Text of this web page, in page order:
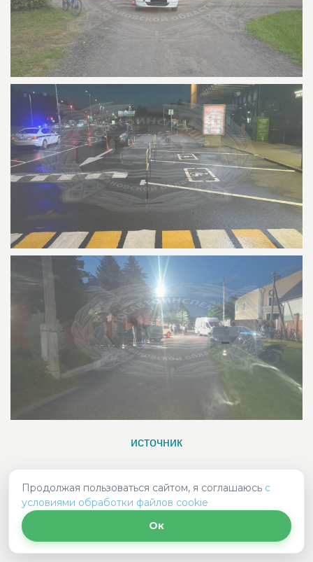
источник
зарегистрировано 3 ДТП с пострадавшими В 09-
55 в Кинешме на улице Юрьевецкая...
За прошедшие сутки в Ивановской области зарегистрировано
3 ДТП с пострадавшими
Продолжая пользоваться сайтом, я соглашаюсь с
условиями обработки файлов cookie
Ок